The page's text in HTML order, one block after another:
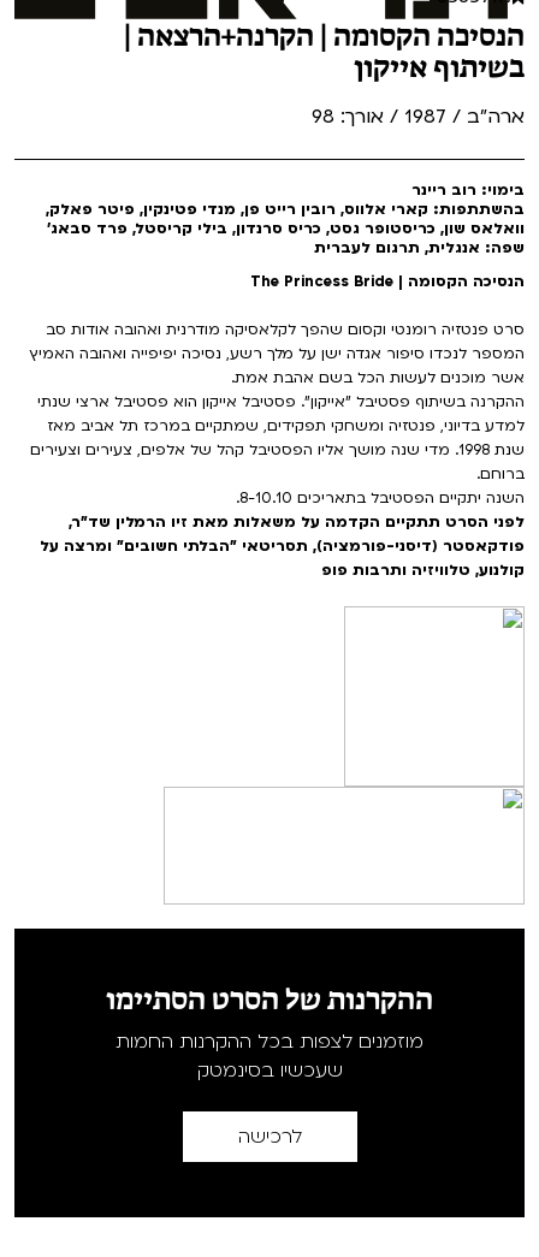
הנסיכה הקסומה | הקרנה+הרצאה |
בשיתוף אייקון
ארה"ב / 1987 / אורך: 98
בימוי: רוב ריינר
בהשתתפות: קארי אלווס, רובין רייט פן, מנדי פטינקין, פיטר פאלק,
וואלאס שון, כריסטופר גסט, כריס סרנדון, בילי קריסטל, פרד סבאג'
שפה: אנגלית, תרגום לעברית
הנסיכה הקסומה | The Princess Bride
סרט פנטזיה רומנטי וקסום שהפך לקלאסיקה מודרנית ואהובה אודות סב
המספר לנכדו סיפור אגדה ישן על מלך רשע, נסיכה יפיפייה ואהובה האמיץ
אשר מוכנים לעשות הכל בשם אהבת אמת.
ההקרנה בשיתוף פסטיבל "אייקון". פסטיבל אייקון הוא פסטיבל ארצי שנתי
למדע בדיוני, פנטזיה ומשחקי תפקידים, שמתקיים במרכז תל אביב מאז
שנת 1998. מדי שנה מושך אליו הפסטיבל קהל של אלפים, צעירים וצעירים
ברוחם.
השנה יתקיים הפסטיבל בתאריכים 8-10.10.
לפני הסרט תתקיים הקדמה על משאלות מאת זיו הרמלין שד"ר,
פודקאסטר (דיסני-פורמציה), תסריטאי "הבלתי חשובים" ומרצה על
קולנוע, טלוויזיה ותרבות פופ
ההקרנות של הסרט הסתיימו
מוזמנים לצפות בכל ההקרנות החמות
שעכשיו בסינמטק
לרכישה